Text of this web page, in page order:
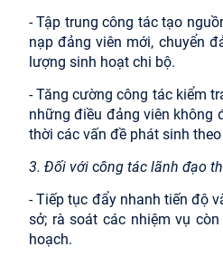
- Tập trung công tác tạo
nạp đảng viên mới, chuyển
lượng sinh hoạt chi bộ.
- Tăng cường công tác kiểm
những điều đảng viên không
thời các vấn đề phát sinh
3. Đối với công tác lãnh đạo
- Tiếp tục đẩy nhanh tiến độ
sở; rà soát các nhiệm vụ
hoạch.